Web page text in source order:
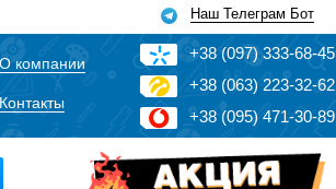
Наш Телеграм Бот
О компании
Контакты
+38 (097)333-68-45
+38 (063) 223-32-62
+38 (095) 471-30-89